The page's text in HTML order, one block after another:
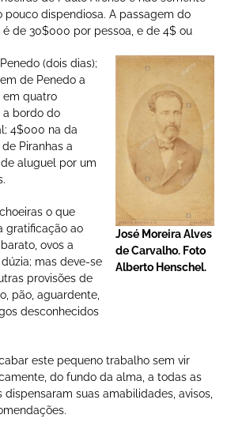
pouco dispendiosa. A passagem do
é de 30$000 por pessoa, e de 4$ ou
José Moreira Alves
de Carvalho. Foto
Alberto Henschel.
(dois dias);
de Penedo a
em quatro
a bordo do
4$000 na da
Piranhas a
aluguel por um
o que
gratificação ao
ovos a
mas deve-se
provisões de
pão, aguardente,
desconhecidos
este pequeno trabalho sem vir
do fundo da alma, a todas as
dispensaram suas amabilidades, avisos,